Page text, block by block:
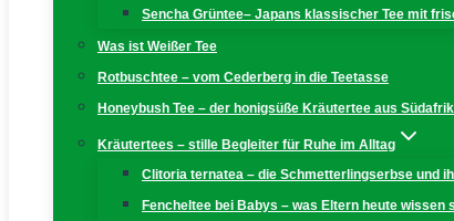
Sencha Grüntee– Japans klassischer Tee mit
Was ist Weißer Tee
Rotbuschtee – vom Cederberg in die Teetasse
Honeybush Tee – der honigsüße Kräutertee aus
Kräutertees – stille Begleiter für Ruhe im Alltag
Clitoria ternatea – die Schmetterlingserbse und
Fencheltee bei Babys – was Eltern heute wissen